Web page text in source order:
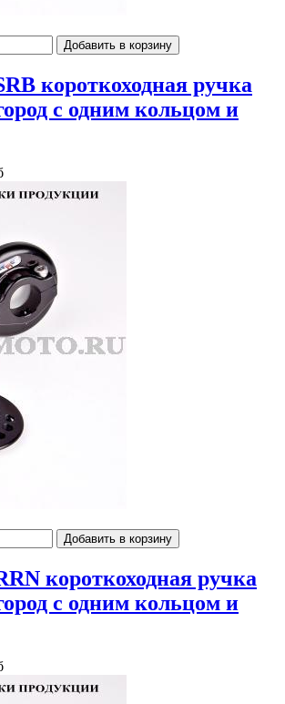
короткоходная ручка
с одним кольцом и
короткоходная ручка
с одним кольцом и